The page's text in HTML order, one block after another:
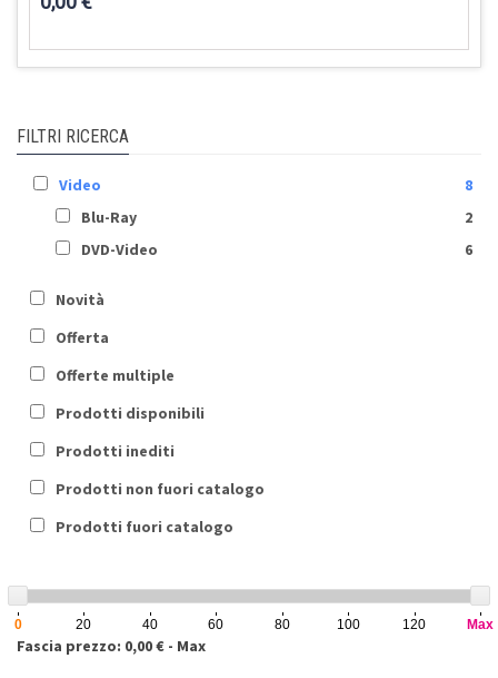
FILTRI RICERCA
Video
8
Blu-Ray
2
DVD-Video
6
Novità
Offerta
Offerte multiple
Prodotti disponibili
Prodotti inediti
Prodotti non fuori catalogo
Prodotti fuori catalogo
0 20 40 60 80 100 120 Max
Fascia prezzo: 0,00 € - Max